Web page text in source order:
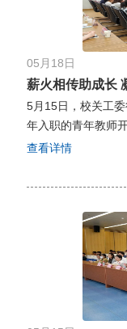
05月18日
薪火相传助成长
5月15日，校关工
年入职的青年教师
查看详情